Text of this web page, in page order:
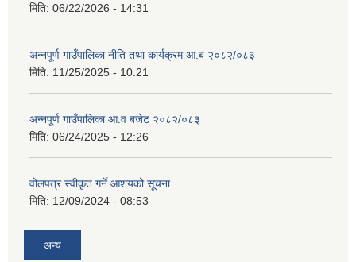
मिति: 06/22/2026 - 14:31
अन्नपूर्ण गाउँपालिका नीति तथा कार्यक्रम आ.ब २०८२/०८३
मिति: 11/25/2025 - 10:21
अन्नपूर्ण गाउँपालिका आ.व बजेट २०८२/०८३
मिति: 06/24/2025 - 12:26
वोलपत्र स्वीकृत गर्ने आशयको सूचना
मिति: 12/09/2024 - 08:53
अन्य